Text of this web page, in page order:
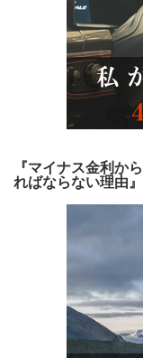
『マイナス金利か
ればならない理由』